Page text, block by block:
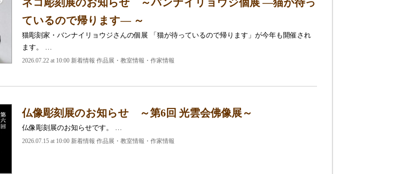
ネコ彫刻展のお知らせ ～バンナイリョウジ個展 ―猫が待っ
ているので帰ります― ～
猫彫刻家・バンナイリョウジさんの個展 「猫が待っているので帰ります」が今年も開催され
ます。 …
2026.07.22 at 10:00 新着情報 作品展・教室情報・作家情報
仏像彫刻展のお知らせ ～第6回 光雲会佛像展～
仏像彫刻展のお知らせです。 …
2026.07.15 at 10:00 新着情報 作品展・教室情報・作家情報